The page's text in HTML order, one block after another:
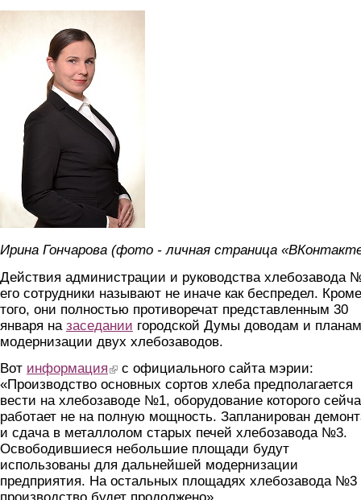
Ирина Гончарова (фото - личная страница
Действия администрации и руководства хлебозавода
его сотрудники называют не иначе как беспредел. Кроме
того, они полностью противоречат представленным 30
января на заседании городской Думы доводам и
модернизации двух хлебозаводов.
Вот информация (link is external)
с официального сайта мэрии:
«Производство основных сортов хлеба предполагается
вести на хлебозаводе №1, оборудование которого
работает не на полную мощность. Запланирован
и сдача в металлолом старых печей хлебозавода №3.
Освободившиеся небольшие площади будут
использованы для дальнейшей модернизации
предприятия. На остальных площадях хлебозавода №3